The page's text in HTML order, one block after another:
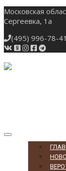
Московская
Сергеевка, 1а
(495) 996-78-41
Toggle